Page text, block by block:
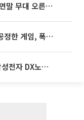
'전참시' 리센느, 데뷔 '3년 차' 첫 연말 무대 오른다⋯"그동안 섭외 안 와"
한정수, 황정민 사태에 분노⋯"불공정한 게임, 폭로자도 오픈 하라"
3445억 자사주 지급 마쳤는데...삼성전자 DX노조, 뒤늦은 '떼쓰기 집회'